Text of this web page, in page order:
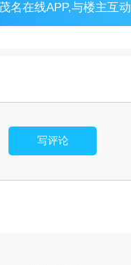
名在线APP,与楼主互动
写评论